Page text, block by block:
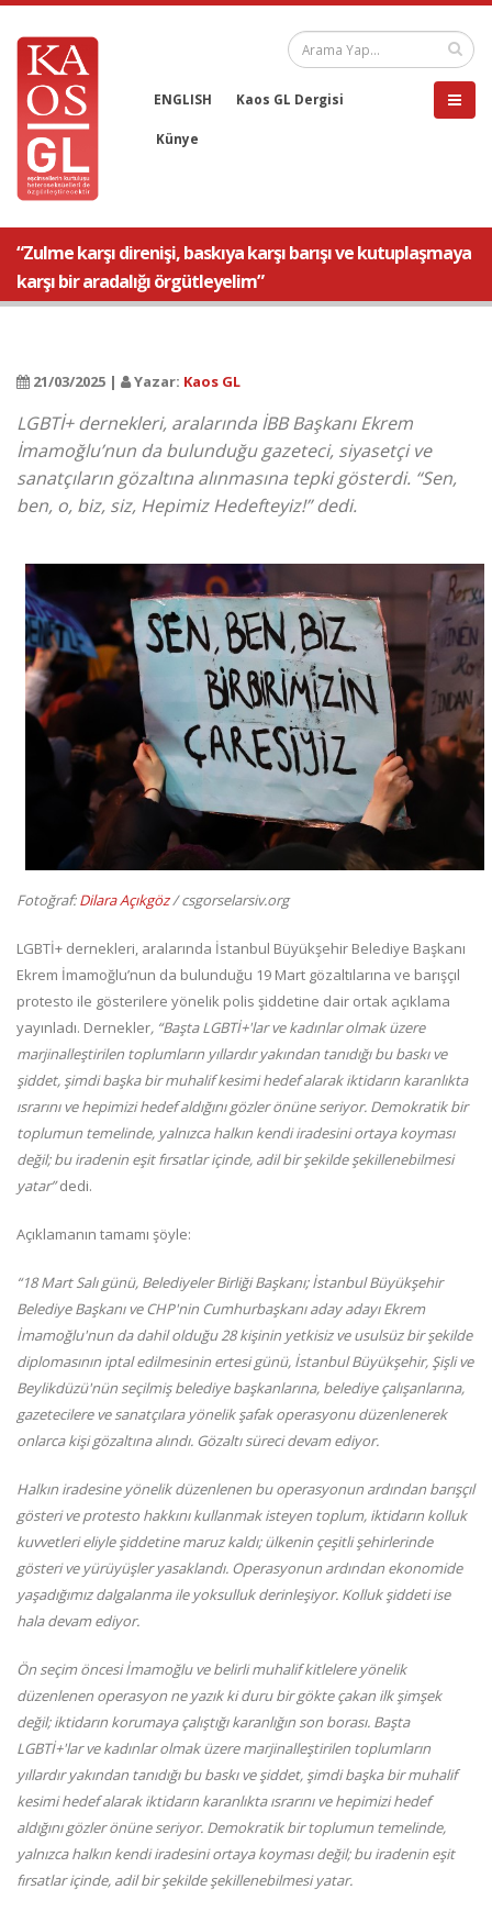
ENGLISH Kaos GL Dergisi
Künye
“Zulme karşı direnişi, baskıya karşı barışı ve kutuplaşmaya
karşı bir aradalığı örgütleyelim”
21/03/2025 | Yazar: Kaos GL
LGBTİ+ dernekleri, aralarında İBB Başkanı Ekrem
İmamoğlu’nun da bulunduğu gazeteci, siyasetçi ve
sanatçıların gözaltına alınmasına tepki gösterdi. “Sen,
ben, o, biz, siz, Hepimiz Hedefteyiz!” dedi.
Fotoğraf:Dilara Açıkgöz/ csgorselarsiv.org
LGBTİ+ dernekleri, aralarında İstanbul Büyükşehir Belediye Başkanı
Ekrem İmamoğlu’nun da bulunduğu 19 Mart gözaltılarına ve barışçıl
protesto ile gösterilere yönelik polis şiddetine dair ortak açıklama
yayınladı. Dernekler, “Başta LGBTİ+'lar ve kadınlar olmak üzere
marjinalleştirilen toplumların yıllardır yakından tanıdığı bu baskı ve
şiddet, şimdi başka bir muhalif kesimi hedef alarak iktidarın karanlıkta
ısrarını ve hepimizi hedef aldığını gözler önüne seriyor. Demokratik bir
toplumun temelinde, yalnızca halkın kendi iradesini ortaya koyması
değil; bu iradenin eşit fırsatlar içinde, adil bir şekilde şekillenebilmesi
yatar”dedi.
Açıklamanın tamamı şöyle:
“18 Mart Salı günü, Belediyeler Birliği Başkanı; İstanbul Büyükşehir
Belediye Başkanı ve CHP'nin Cumhurbaşkanı aday adayı Ekrem
İmamoğlu'nun da dahil olduğu 28 kişinin yetkisiz ve usulsüz bir şekilde
diplomasının iptal edilmesinin ertesi günü, İstanbul Büyükşehir, Şişli ve
Beylikdüzü'nün seçilmiş belediye başkanlarına, belediye çalışanlarına,
gazetecilere ve sanatçılara yönelik şafak operasyonu düzenlenerek
onlarca kişi gözaltına alındı. Gözaltı süreci devam ediyor.
Halkın iradesine yönelik düzenlenen bu operasyonun ardından barışçıl
gösteri ve protesto hakkını kullanmak isteyen toplum, iktidarın kolluk
kuvvetleri eliyle şiddetine maruz kaldı; ülkenin çeşitli şehirlerinde
gösteri ve yürüyüşler yasaklandı. Operasyonun ardından ekonomide
yaşadığımız dalgalanma ile yoksulluk derinleşiyor. Kolluk şiddeti ise
hala devam ediyor.
Ön seçim öncesi İmamoğlu ve belirli muhalif kitlelere yönelik
düzenlenen operasyon ne yazık ki duru bir gökte çakan ilk şimşek
değil; iktidarın korumaya çalıştığı karanlığın son borası. Başta
LGBTİ+'lar ve kadınlar olmak üzere marjinalleştirilen toplumların
yıllardır yakından tanıdığı bu baskı ve şiddet, şimdi başka bir muhalif
kesimi hedef alarak iktidarın karanlıkta ısrarını ve hepimizi hedef
aldığını gözler önüne seriyor. Demokratik bir toplumun temelinde,
yalnızca halkın kendi iradesini ortaya koyması değil; bu iradenin eşit
fırsatlar içinde, adil bir şekilde şekillenebilmesi yatar.